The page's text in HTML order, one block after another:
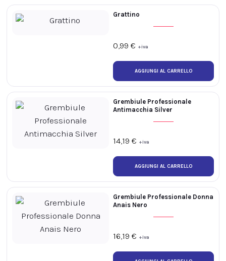
0,99 € +iva
Grattino
14,19 € +iva
Grembiule Professionale
Antimacchia Silver
16,19 € +iva
Grembiule Professionale Donna
Anais Nero